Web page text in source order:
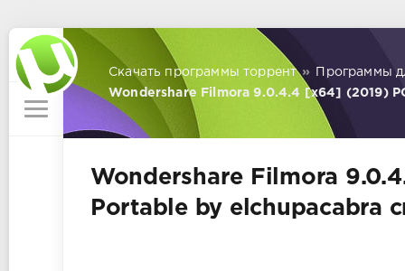
Скачать программы торрент »
Программы
Wondershare Filmora 9.0.4.4 [x64] (2019)
Wondershare Filmora
Portable by elchupacabra